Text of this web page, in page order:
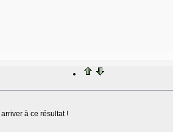
à ce résultat !